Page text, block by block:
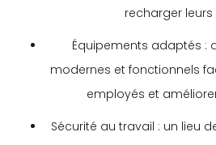
recharger
Équipements adaptés :
modernes et fonctionnels
employés et
Sécurité au travail : un lieu